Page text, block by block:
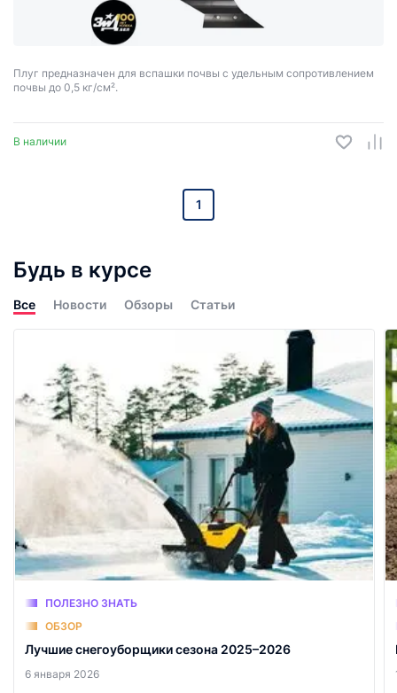
Плуг предназначен для вспашки почвы с удельным сопротивлением
почвы до 0,5 кг/см².
Сцепка предназначена для навешивания на мотоблок различных
орудий - плуга, окучника. С помощью сцепки производится
регулировка необходимых параметров для выполнения различных
В наличии
1
Будь в курсе
Все Новости Обзоры Статьи
ПОЛЕЗНО ЗНАТЬ
ОБЗОР
Лучшие снегоуборщики сезона 2025–2026
6 января 2026